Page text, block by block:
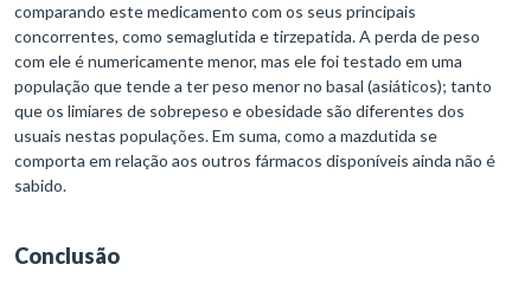
comparando este medicamento com os seus principais
concorrentes, como semaglutida e tirzepatida. A perda de peso
com ele é numericamente menor, mas ele foi testado em uma
população que tende a ter peso menor no basal (asiáticos); tanto
que os limiares de sobrepeso e obesidade são diferentes dos
usuais nestas populações. Em suma, como a mazdutida se
comporta em relação aos outros fármacos disponíveis ainda não é
sabido.
Conclusão